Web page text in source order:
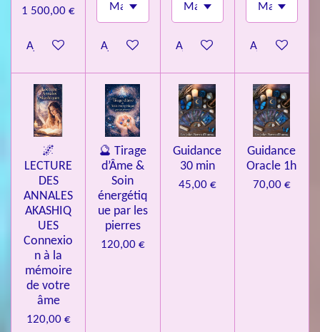
1 500,00 €
Ajouter au panierAjouter au panierAjouter au panierAjouter au
🌌
LECTURE
DES
ANNALES
AKASHIQ
UES
Connexio
n à la
mémoire
de votre
âme
120,00 €
🔮 Tirage
d’Âme &
Soin
énergétiq
ue par les
pierres
120,00 €
Guidance
30 min
45,00 €
Guidance
Oracle 1h
70,00 €